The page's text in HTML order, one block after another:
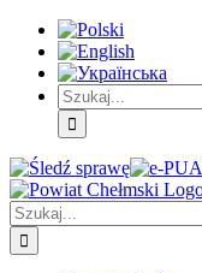
Skip
Treść
główna
Skip
Menu
główne
Skip
Menu
dodatkowe
Szukaj
Śledź
sprawę
E-
PUAP
Szukaj